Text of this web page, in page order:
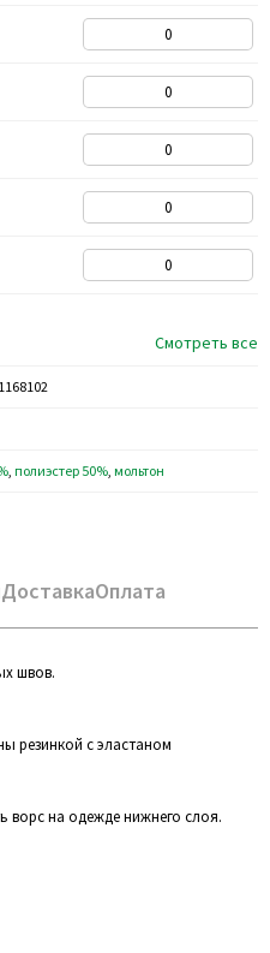
Смотреть все
, полиэстер 50%, мольтон
ДоставкаОплата
швов.
резинкой с эластаном
ворс на одежде нижнего слоя.